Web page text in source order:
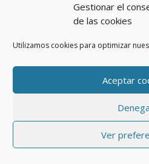
Gestionar el
de las cookies
Utilizamos cookies para optimizar
Aceptar
Ver